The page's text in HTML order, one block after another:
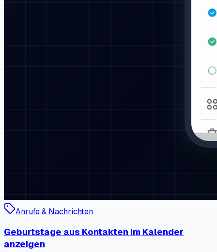
Anrufe & Nachrichten
Geburtstage aus Kontakten im Kalender
anzeigen